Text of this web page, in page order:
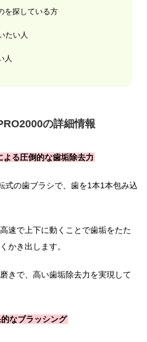
を探している方
たい人
人
の詳細情報
よる圧倒的な歯垢除去力
式の歯ブラシで、歯を1本1本包み込
速で上下に動くことで歯垢をたた
かき出します。
きで、高い歯垢除去力を実現して
なブラッシング